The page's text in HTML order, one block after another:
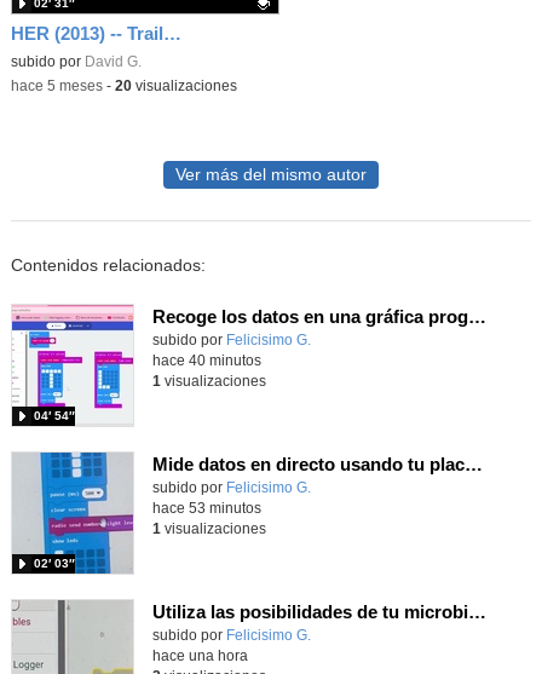
HER (2013) -- Trailer (eng)
Contenido educativo.
subido por David G.
02′ 31″
-hace 5 meses- 20visualizaciones
Ver más del mismo autor
Contenidos relacionados:
Recoge los datos en una gráfica programando tu placa microbit con MakeCode y conoce la Tª y nivel de luz en este eclipse
Contenido educativo.
subido por Felicisimo G.
04′ 54″
hace 40 minutos
1 visualizaciones
Mide datos en directo usando tu placa microbit y programando con MakeCode dos placas conectadas por radio
Contenido educativo.
subido por Felicisimo G.
02′ 03″
hace 53 minutos
1 visualizaciones
Utiliza las posibilidades de tu microbit programando com MakeCode para medir temperatura y nivel de luz con Datalogger
Contenido educativo.
subido por Felicisimo G.
hace una hora